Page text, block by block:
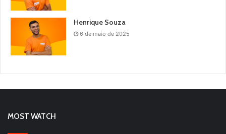
Henrique Souza
6 de maio de 2025
MOST WATCH